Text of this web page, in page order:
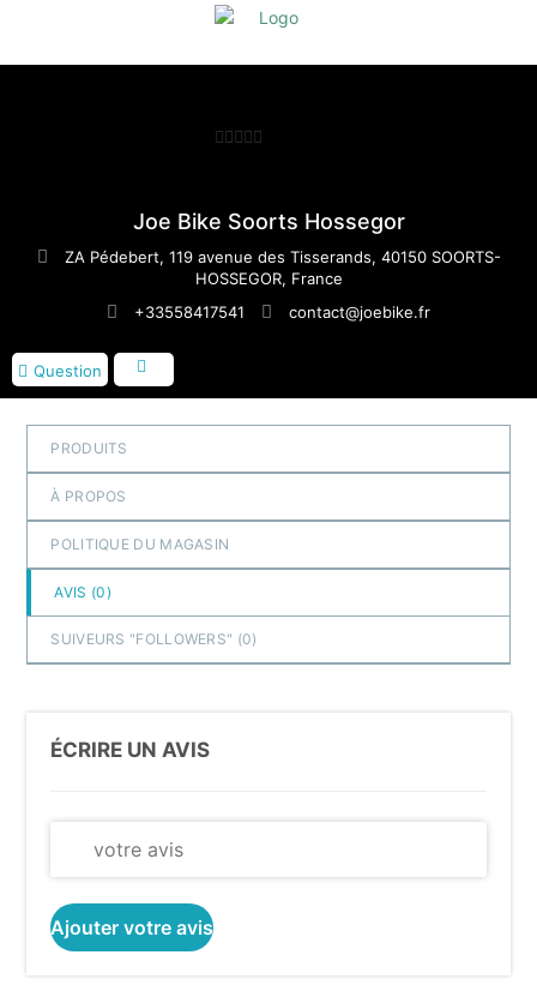
5
Joe Bike Soorts Hossegor
ZA Pédebert, 119 avenue des Tisserands, 40150 SOORTS-
HOSSEGOR, France
+33558417541
contact@joebike.fr
Question
PRODUITS
À PROPOS
POLITIQUE DU MAGASIN
AVIS (0)
SUIVEURS "FOLLOWERS" (0)
ÉCRIRE UN AVIS
Ajouter votre avis